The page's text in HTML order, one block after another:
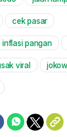
cek pasar
inflasi pangan
viral